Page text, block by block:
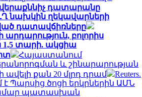
դատարանը
նախկին ղեկավարների
դատավճիռները
արդարություն, բոլորիս
տարի. ակցիա
Հայաստանում
և շինարարության
քան 20 մլրդ դրամ
Reuters.
է Պարսից ծոցի երկրներին ԱՄՆ
պատասխան